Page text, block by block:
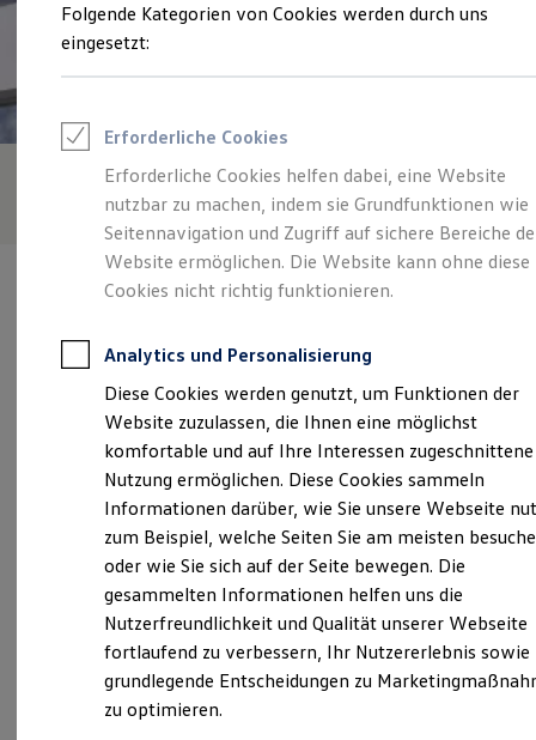
Gewerbliche Personenbeförderung
Service & mobile Werkstätten
Menschen mit Behinderung
Rettungsdienste
ONE Business ID Vorteile
Fahrzeugsuche & Marktplatz
Fahrzeugsuche
Fahrzeuge online kaufen
Digitaler Marktplatz
Kauf & Finanzierung
Online-Fahrzeugbewertung
Für Privatkunden
Für Gewerbekunden
Profi Paket
TopDeal
Gebrauchtwagen
ProfiPartner für Gebrauchtwagen
Zertifizierte Gebrauchtwagen
Finanzierung
Für Privatkunden
Für Gewerbekunden
Leasing
Für Privatkunden
Für Gewerbekunden
Versicherungen & Garantien
Garantien
Kfz-Versicherung für Nutzfahrzeuge
Restschuldversicherung
Wartungsverträge
Verantwortlich für die Inhalte auf dieser Seite ist die Auto Höss
Impressum & Rechtliches)
Augsburger Straße 21, 86424 Dinkelscherben
Montag-Freitag 07:00- 12:00 Uhr
13:00-18:00 Uhr
Die Werkstatt und das Ersatzteillager arbeiten von
7:30 bis 12:00 und von
Folgende Kategorien von Cookies werden durch uns
eingesetzt:
Erforderliche Cookies
Erforderliche Cookies helfen dabei, eine Website
nutzbar zu machen, indem sie Grundfunktionen wie
Seitennavigation und Zugriff auf sichere Bereiche
Website ermöglichen. Die Website kann ohne diese
Cookies nicht richtig funktionieren.
Analytics und Personalisierung
Diese Cookies werden genutzt, um Funktionen der
Website zuzulassen, die Ihnen eine möglichst
komfortable und auf Ihre Interessen zugeschnittene
Nutzung ermöglichen. Diese Cookies sammeln
Informationen darüber, wie Sie unsere Webseite
zum Beispiel, welche Seiten Sie am meisten
oder wie Sie sich auf der Seite bewegen. Die
gesammelten Informationen helfen uns die
Nutzerfreundlichkeit und Qualität unserer Webseite
fortlaufend zu verbessern, Ihr Nutzererlebnis sowie
grundlegende Entscheidungen zu
zu optimieren.